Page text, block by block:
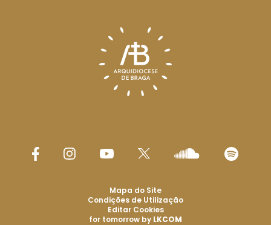
Mapa do Site
Condições de Utilização
Editar Cookies
for tomorrow by LKCOM